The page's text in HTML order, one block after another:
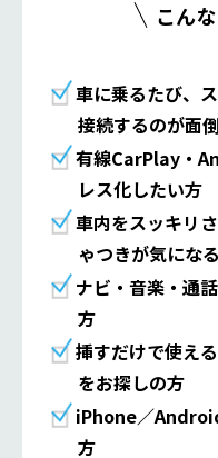
こん
車に乗るたび、
接続するのが面
有線CarPlay・
レス化したい方
車内をスッキリ
ゃつきが気になる
ナビ・音楽・通
方
挿すだけで使え
をお探しの方
iPhone／
方